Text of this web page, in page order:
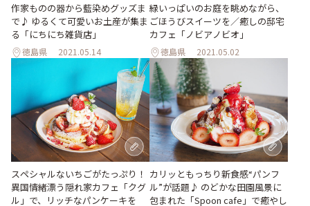
作家ものの器から藍染めグッズま
で♪ ゆるくて可愛いお土産が集ま
る「にちにち雑貨店」
徳島県 2021.05.14
緑いっぱいのお庭を眺めながら、
ごほうびスイーツを／癒しの邸宅
カフェ「ノビアノビオ」
徳島県 2021.05.02
スペシャルないちごがたっぷり！
異国情緒漂う隠れ家カフェ「クグ
ル」で、リッチなパンケーキを
カリッともっちり新食感“パンフ
ル”が話題♪ のどかな田園風景に
包まれた「Spoon cafe」で癒やし